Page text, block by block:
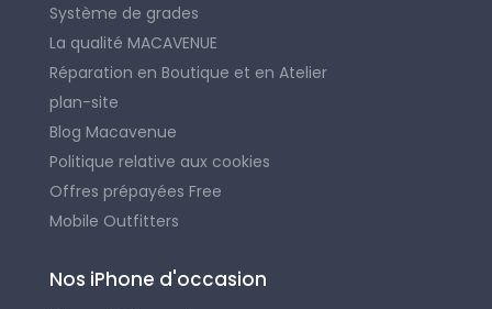
Système de grades
La qualité MACAVENUE
Réparation en Boutique et en Atelier
plan-site
Blog Macavenue
Politique relative aux cookies
Offres prépayées Free
Mobile Outfitters
Nos iPhone d'occasion